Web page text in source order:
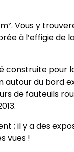
Vous y
à l’effigie de
construite
du bord
de fauteuils
; il y a des
vues !